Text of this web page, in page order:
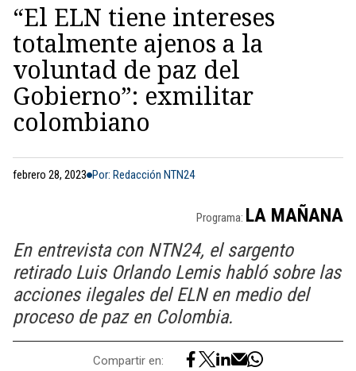
“El ELN tiene intereses
totalmente ajenos a la
voluntad de paz del
Gobierno”: exmilitar
colombiano
febrero 28, 2023 Por: Redacción NTN24
Programa: LA MAÑANA
En entrevista con NTN24, el sargento
retirado Luis Orlando Lemis habló sobre las
acciones ilegales del ELN en medio del
proceso de paz en Colombia.
Compartir en: